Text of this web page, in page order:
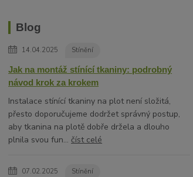
Blog
14.04.2025 Stínění
Jak na montáž stínící tkaniny: podrobný
návod krok za krokem
Instalace stínící tkaniny na plot není složitá,
přesto doporučujeme dodržet správný postup,
aby tkanina na plotě dobře držela a dlouho
plnila svou fun...číst celé
07.02.2025 Stínění